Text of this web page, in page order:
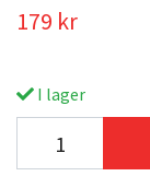
179 kr
I lager